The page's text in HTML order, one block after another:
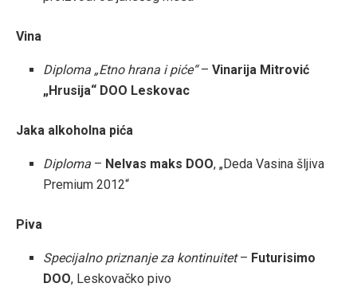
Vina
Diploma „Etno hrana i piće“–Vinarija Mitrović
„Hrusija“ DOO Leskovac
Jaka alkoholna pića
Diploma – Nelvas maks DOO, „Deda Vasina šljiva
Premium 2012“
Piva
Specijalno priznanje za kontinuitet– Futurisimo
DOO, Leskovačko pivo